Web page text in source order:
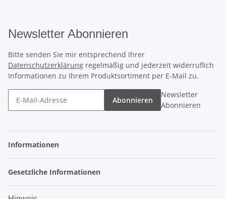
Newsletter Abonnieren
Bitte senden Sie mir entsprechend Ihrer
Datenschutzerklärung regelmäßig und jederzeit widerruflich
Informationen zu Ihrem Produktsortiment per E-Mail zu.
Abonnieren
Newsletter
Abonnieren
Informationen
Gesetzliche Informationen